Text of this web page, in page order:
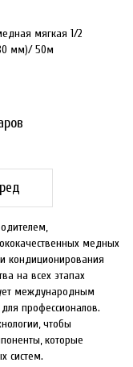
мягкая 1/2
мм)/ 50м
медных
кондиционирования
на всех этапах
международным
профессионалов.
чтобы
которые
систем.